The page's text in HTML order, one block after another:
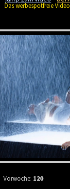
Das werbespotfreie
Vorwoche: 120